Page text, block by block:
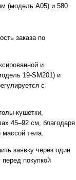
(модель А05) и 580
заказа по
и
19-SM201) и
с
кушетки,
45–92 см, благодаря
массой тела.
заявку через один
покупкой